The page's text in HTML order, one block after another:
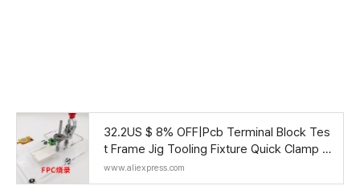
32.2US $ 8% OFF|Pcb Terminal Block Tes
t Frame Jig Tooling Fixture Quick Clamp Jt
ag - Instrument Parts & Accessories - AliE
xpress
www.aliexpress.com